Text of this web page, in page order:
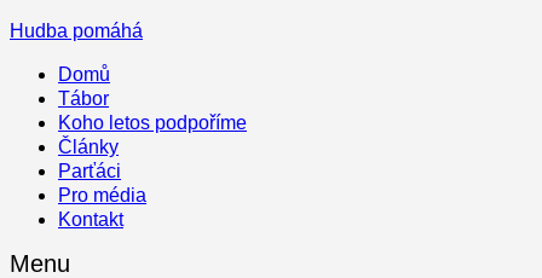
Hudba pomáhá
Domů
Tábor
Koho letos podpoříme
Články
Parťáci
Pro média
Kontakt
Menu